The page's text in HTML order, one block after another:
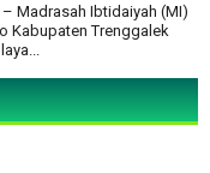
Madrasah Ibtidaiyah (MI)
Kabupaten Trenggalek